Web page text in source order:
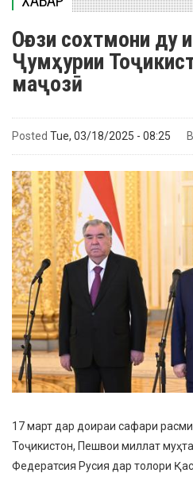
Оғози сохтмони ду
Ҷумҳурии
маҷозӣ
Posted Tue, 03/18/2025 - 08:25
17 март дар доираи сафари
Тоҷикистон, Пешвои миллат
Федератсия Русия дар толори